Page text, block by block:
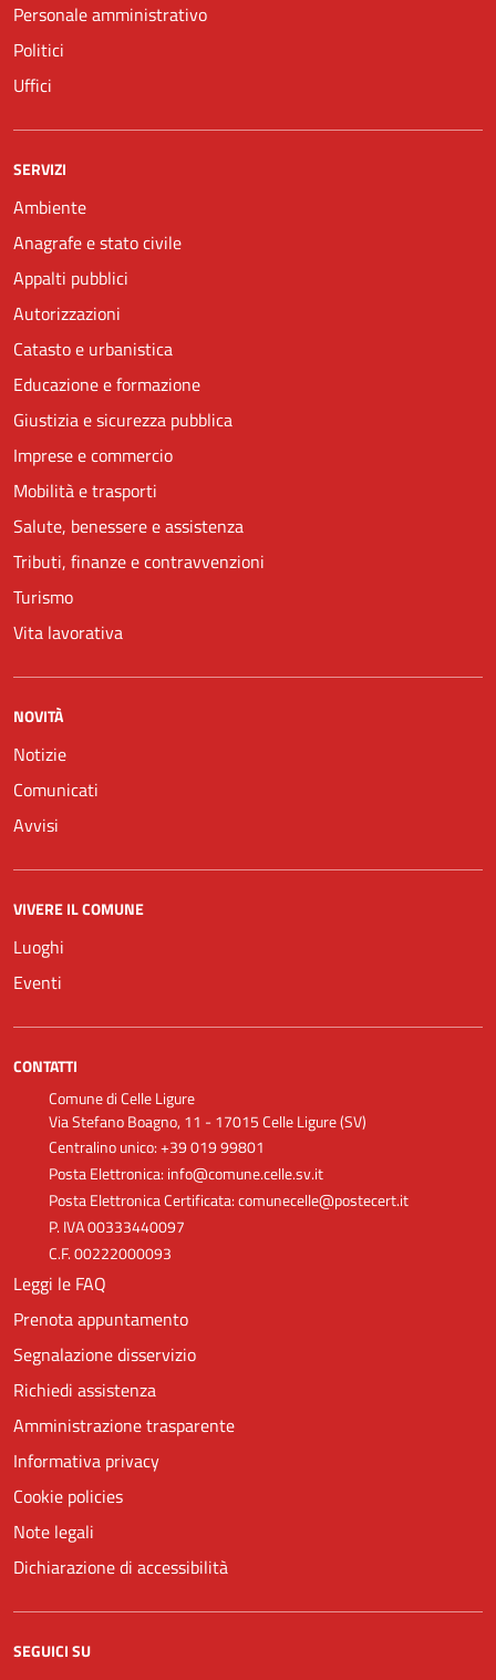
Personale amministrativo
Politici
Uffici
SERVIZI
Ambiente
Anagrafe e stato civile
Appalti pubblici
Autorizzazioni
Catasto e urbanistica
Educazione e formazione
Giustizia e sicurezza pubblica
Imprese e commercio
Mobilità e trasporti
Salute, benessere e assistenza
Tributi, finanze e contravvenzioni
Turismo
Vita lavorativa
NOVITÀ
Notizie
Comunicati
Avvisi
VIVERE IL COMUNE
Luoghi
Eventi
CONTATTI
Comune di Celle Ligure
Via Stefano Boagno, 11 - 17015 Celle Ligure (SV)
Centralino unico: +39 019 99801
Posta Elettronica: info@comune.celle.sv.it
Posta Elettronica Certificata: comunecelle@postecert.it
P. IVA 00333440097
C.F. 00222000093
Leggi le FAQ
Prenota appuntamento
Segnalazione disservizio
Richiedi assistenza
Amministrazione trasparente
Informativa privacy
Cookie policies
Note legali
Dichiarazione di accessibilità
SEGUICI SU